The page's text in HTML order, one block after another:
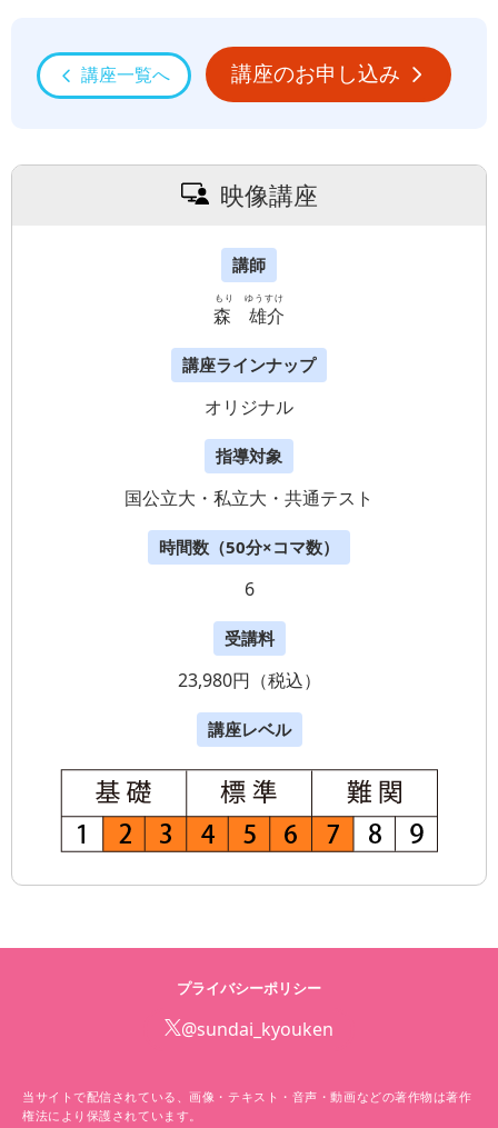
映像講座
講師
森 雄介
もり ゆうすけ
講座ラインナップ
オリジナル
指導対象
国公立大・私立大・共通テスト
時間数（50分×コマ数）
6
受講料
23,980円（税込）
講座レベル
講座一覧へ 講座のお申し込み
プライバシーポリシー
@sundai_kyouken
当サイトで配信されている、画像・テキスト・音声・動画などの著作物は著作
権法により保護されています。